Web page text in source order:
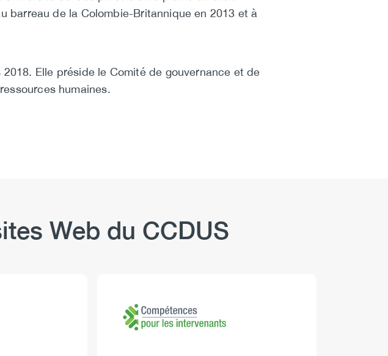
barreau de la Colombie-Britannique en 2013 et à
Elle préside le Comité de gouvernance et de
humaines.
Web du CCDUS